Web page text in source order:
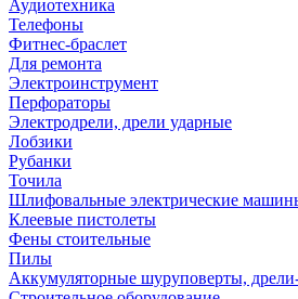
Аудиотехника
Телефоны
Фитнес-браслет
Для ремонта
Электроинструмент
Перфораторы
Электродрели, дрели ударные
Лобзики
Рубанки
Точила
Шлифовальные электрические
Клеевые пистолеты
Фены стоительные
Пилы
Аккумуляторные шуруповерты,